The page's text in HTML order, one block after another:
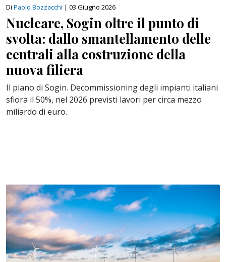
Di Paolo Bozzacchi | 03 Giugno 2026
Nucleare, Sogin oltre il punto di
svolta: dallo smantellamento delle
centrali alla costruzione della
nuova filiera
Il piano di Sogin. Decommissioning degli impianti italiani
sfiora il 50%, nel 2026 previsti lavori per circa mezzo
miliardo di euro.